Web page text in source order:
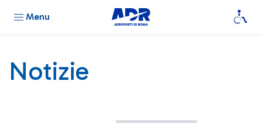
Menu
Notizie